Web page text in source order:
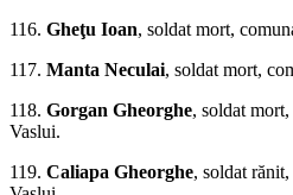
116. Gheţu Ioan, soldat mort,
117. Manta Neculai, soldat mort,
118. Gorgan Gheorghe, soldat
Vaslui.
119. Caliapa Gheor­ghe, soldat